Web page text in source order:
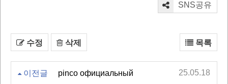
SNS공유
수정 삭제 목록
이전글 pinco официальный 25.05.18